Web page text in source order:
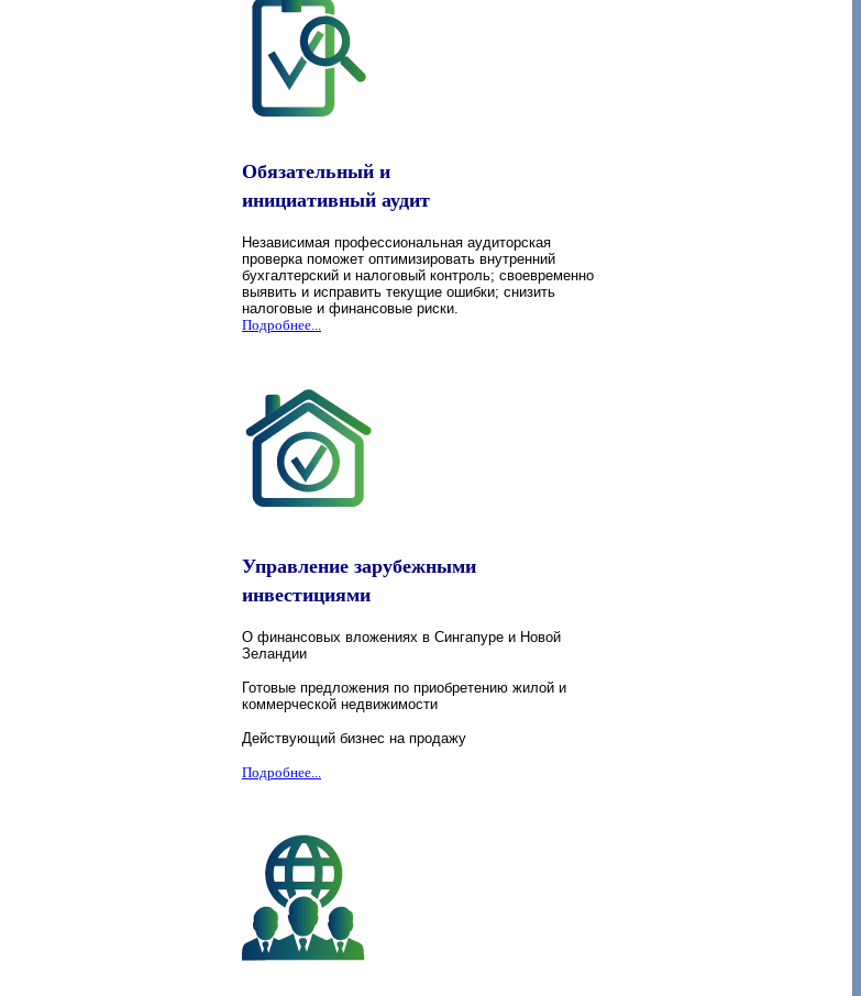
Обязательный и
инициативный аудит
Независимая профессиональная аудиторская
проверка поможет оптимизировать внутренний
бухгалтерский и налоговый контроль; своевременно
выявить и исправить текущие ошибки; снизить
налоговые и финансовые риски.
Подробнее...
Управление зарубежными
инвестициями
О финансовых вложениях в Сингапуре и Новой
Зеландии
Готовые предложения по приобретению жилой и
коммерческой недвижимости
Действующий бизнес на продажу
Подробнее...